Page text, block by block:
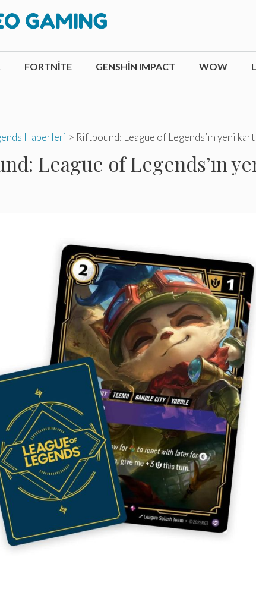
FORTNITE GENSHIN IMPACT WOW
Haberleri > Riftbound: League of Legends’ın yeni
League of Legends’ın